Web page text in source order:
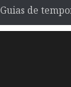
Guias de